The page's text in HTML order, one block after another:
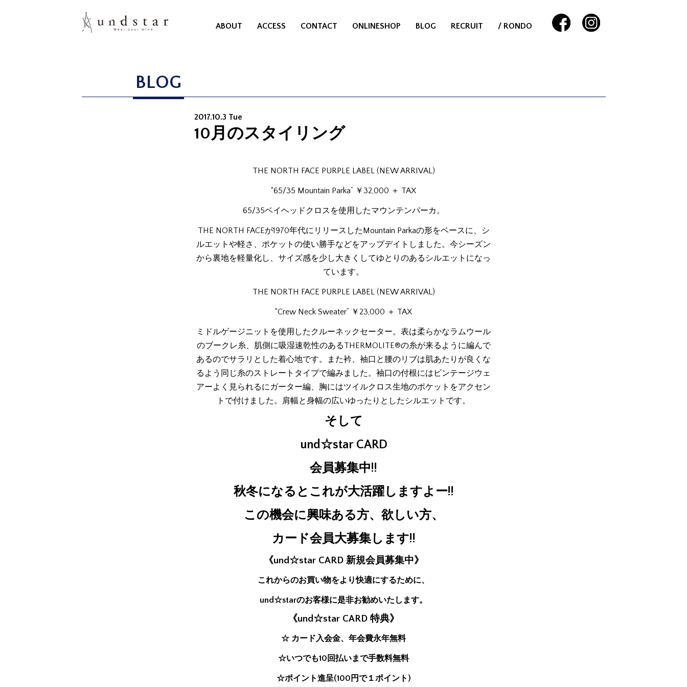
ABOUT ACCESS CONTACT ONLINESHOP BLOG RECRUIT / RONDO
BLOG
2017.10.3 Tue
10月のスタイリング
THE NORTH FACE PURPLE LABEL (NEW ARRIVAL)
“65/35 Mountain Parka” ￥32,000 ＋ TAX
65/35ベイヘッドクロスを使用したマウンテンパーカ。
THE NORTH FACEが1970年代にリリースしたMountain Parkaの形をベースに、シ
ルエットや軽さ、ポケットの使い勝手などをアップデイトしました。今シーズン
から裏地を軽量化し、サイズ感を少し大きくしてゆとりのあるシルエットになっ
ています。
THE NORTH FACE PURPLE LABEL (NEW ARRIVAL)
“Crew Neck Sweater” ￥23,000 ＋ TAX
ミドルゲージニットを使用したクルーネックセーター。表は柔らかなラムウール
のブークレ糸、肌側に吸湿速乾性のあるTHERMOLITE®の糸が来るように編んで
あるのでサラリとした着心地です。また衿、袖口と腰のリブは肌あたりが良くな
るよう同じ糸のストレートタイプで編みました。袖口の付根にはビンテージウェ
アーよく見られるにガーター編、胸にはツイルクロス生地のポケットをアクセン
トで付けました。肩幅と身幅の広いゆったりとしたシルエットです。
そして
und☆star CARD
会員募集中!!
秋冬になるとこれが大活躍しますよー!!
この機会に興味ある方、欲しい方、
カード会員大募集します!!
《und☆star CARD 新規会員募集中》
これからのお買い物をより快適にするために、
und☆starのお客様に是非お勧めいたします。
《und☆star CARD 特典》
☆ カード入会金、年会費永年無料
☆いつでも10回払いまで手数料無料
☆ポイント進呈(100円で１ポイント)